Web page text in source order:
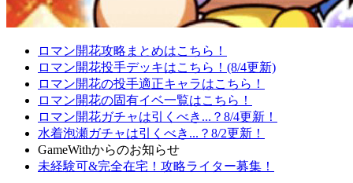
ロマン開花攻略まとめはこちら！
ロマン開花投手デッキはこちら！(8/4更新)
ロマン開花の投手適正キャラはこちら！
ロマン開花の固有イベ一覧はこちら！
ロマン開花ガチャは引くべき...？8/4更新！
水着泡瀬ガチャは引くべき...？8/2更新！
GameWithからのお知らせ
未経験可&完全在宅！攻略ライター募集！